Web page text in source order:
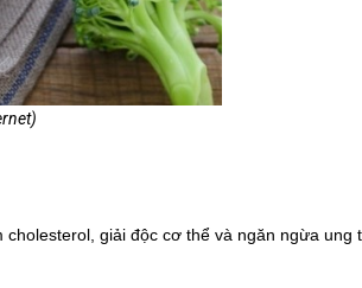
cholesterol, giải độc cơ thể và ngăn ngừa ung